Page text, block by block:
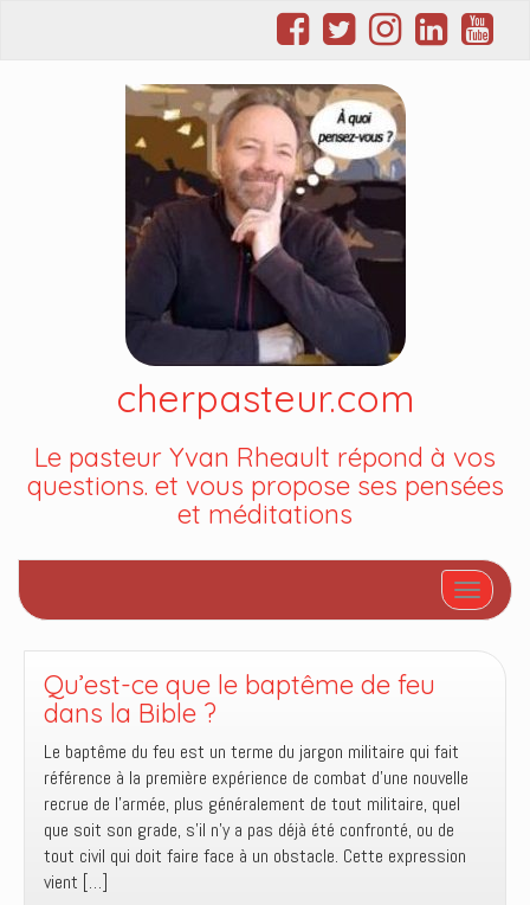
cherpasteur.com
Le pasteur Yvan Rheault répond à vos
questions. et vous propose ses pensées
et méditations
Afficher/
Qu’est-ce que le baptême de feu
dans la Bible ?
Le baptême du feu est un terme du jargon militaire qui fait
référence à la première expérience de combat d’une nouvelle
recrue de l’armée, plus généralement de tout militaire, quel
que soit son grade, s’il n’y a pas déjà été confronté, ou de
tout civil qui doit faire face à un obstacle. Cette expression
vient […]